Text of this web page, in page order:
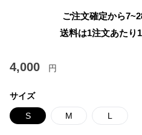
ご注文確定から
送料は1注文あたり
4,000 円
サイズ
S M L